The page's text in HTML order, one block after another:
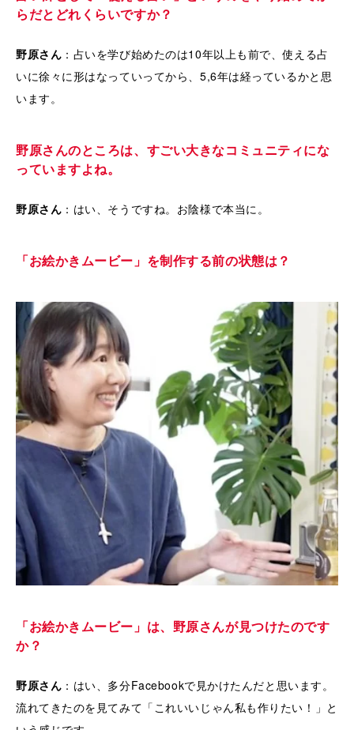
らだとどれくらいですか？
野原さん ：占いを学び始めたのは10年以上も前で、使える占
いに徐々に形はなっていってから、5,6年は経っているかと思
います。
野原さんのところは、すごい大きなコミュニティにな
っていますよね。
野原さん ：はい、そうですね。お陰様で本当に。
「お絵かきムービー」を制作する前の状態は？
「お絵かきムービー」は、野原さんが見つけたのです
か？
野原さん ：はい、多分Facebookで見かけたんだと思います。
流れてきたのを見てみて「これいいじゃん私も作りたい！」と